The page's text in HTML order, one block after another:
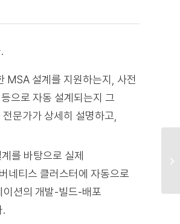
MSA 설계를 지원하는지, 사전
으로 자동 설계되는지 그
문가가 상세히 설명하고,
를 바탕으로 실제
네티스 클러스터에 자동으로
이션의 개발-빌드-배포
.